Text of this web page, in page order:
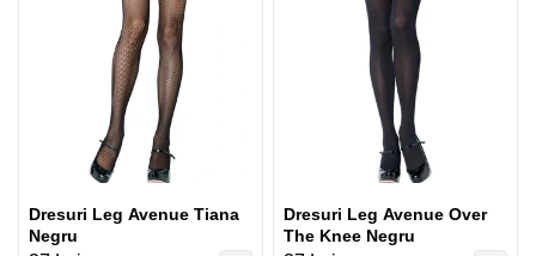
Dresuri Leg Avenue Tiana
Negru
Dresuri Leg Avenue Over
The Knee Negru